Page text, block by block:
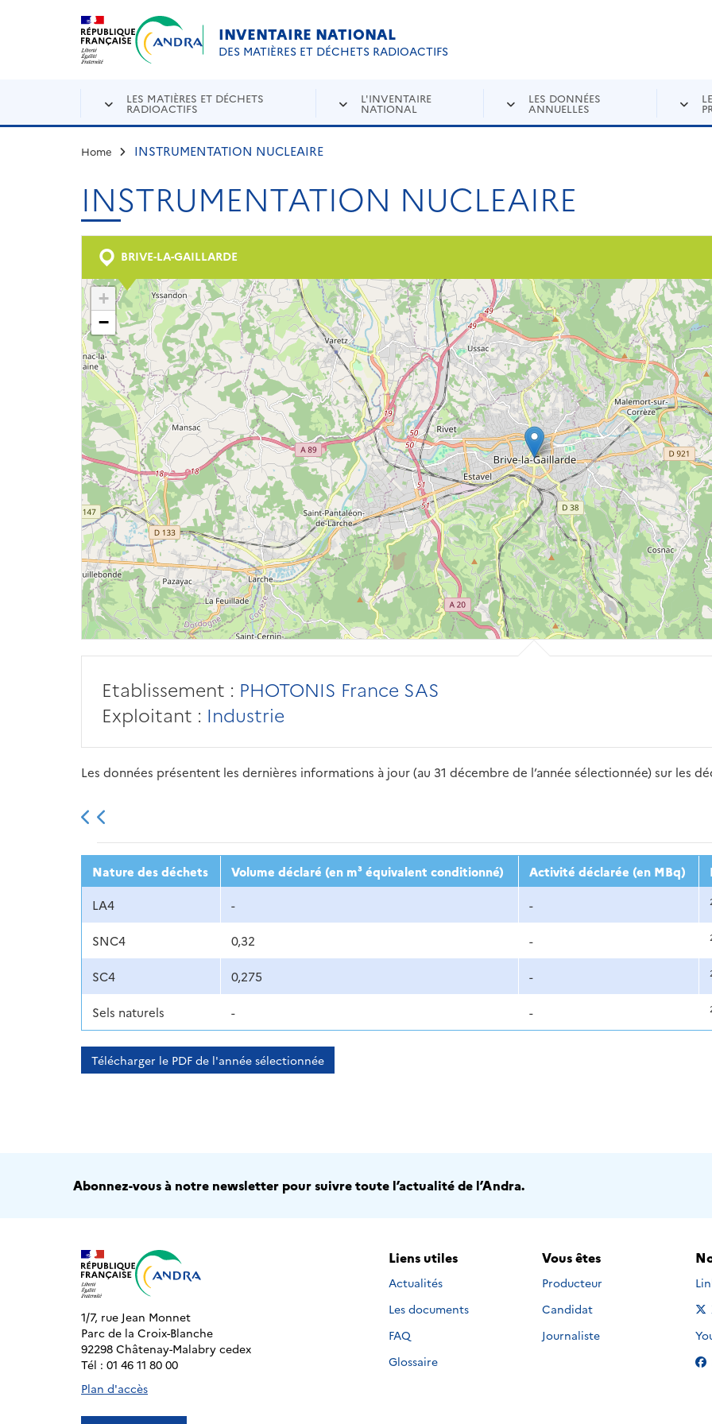
Aller au contenu principal
INVENTAIRE NATIONAL
DES MATIÈRES ET DÉCHETS RADIOACTIFS
LES MATIÈRES ET DÉCHETS
RADIOACTIFS
L'INVENTAIRE
NATIONAL
LES DONNÉES
ANNUELLES
Home INSTRUMENTATION NUCLEAIRE
INSTRUMENTATION NUCLEAIRE
BRIVE-LA-GAILLARDE
+
−
Etablissement : PHOTONIS France SAS
Exploitant : Industrie
Les données présentent les dernières informations à jour (au 31 décembre de l’année sélectionnée) sur les
2013 2014 2015 2016 2017 2018 2019
Nature des déchets Volume déclaré (en m³ équivalent conditionné) Activité déclarée (en MBq)
LA4
- -
SNC4 0,32 -
SC4 0,275 -
Sels naturels - -
Télécharger le PDF de l'année sélectionnée
Abonnez-vous à notre newsletter pour suivre toute l’actualité de l’Andra.
1/7, rue Jean Monnet
Parc de la Croix-Blanche
92298 Châtenay-Malabry cedex
Tél : 01 46 11 80 00
Plan d'accès
Liens utiles
Actualités
Les documents
FAQ
Glossaire
Vous êtes
Producteur
Candidat
Journaliste